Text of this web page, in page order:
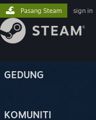
GEDUNG
KOMUNITI
Pasang Steam sign in